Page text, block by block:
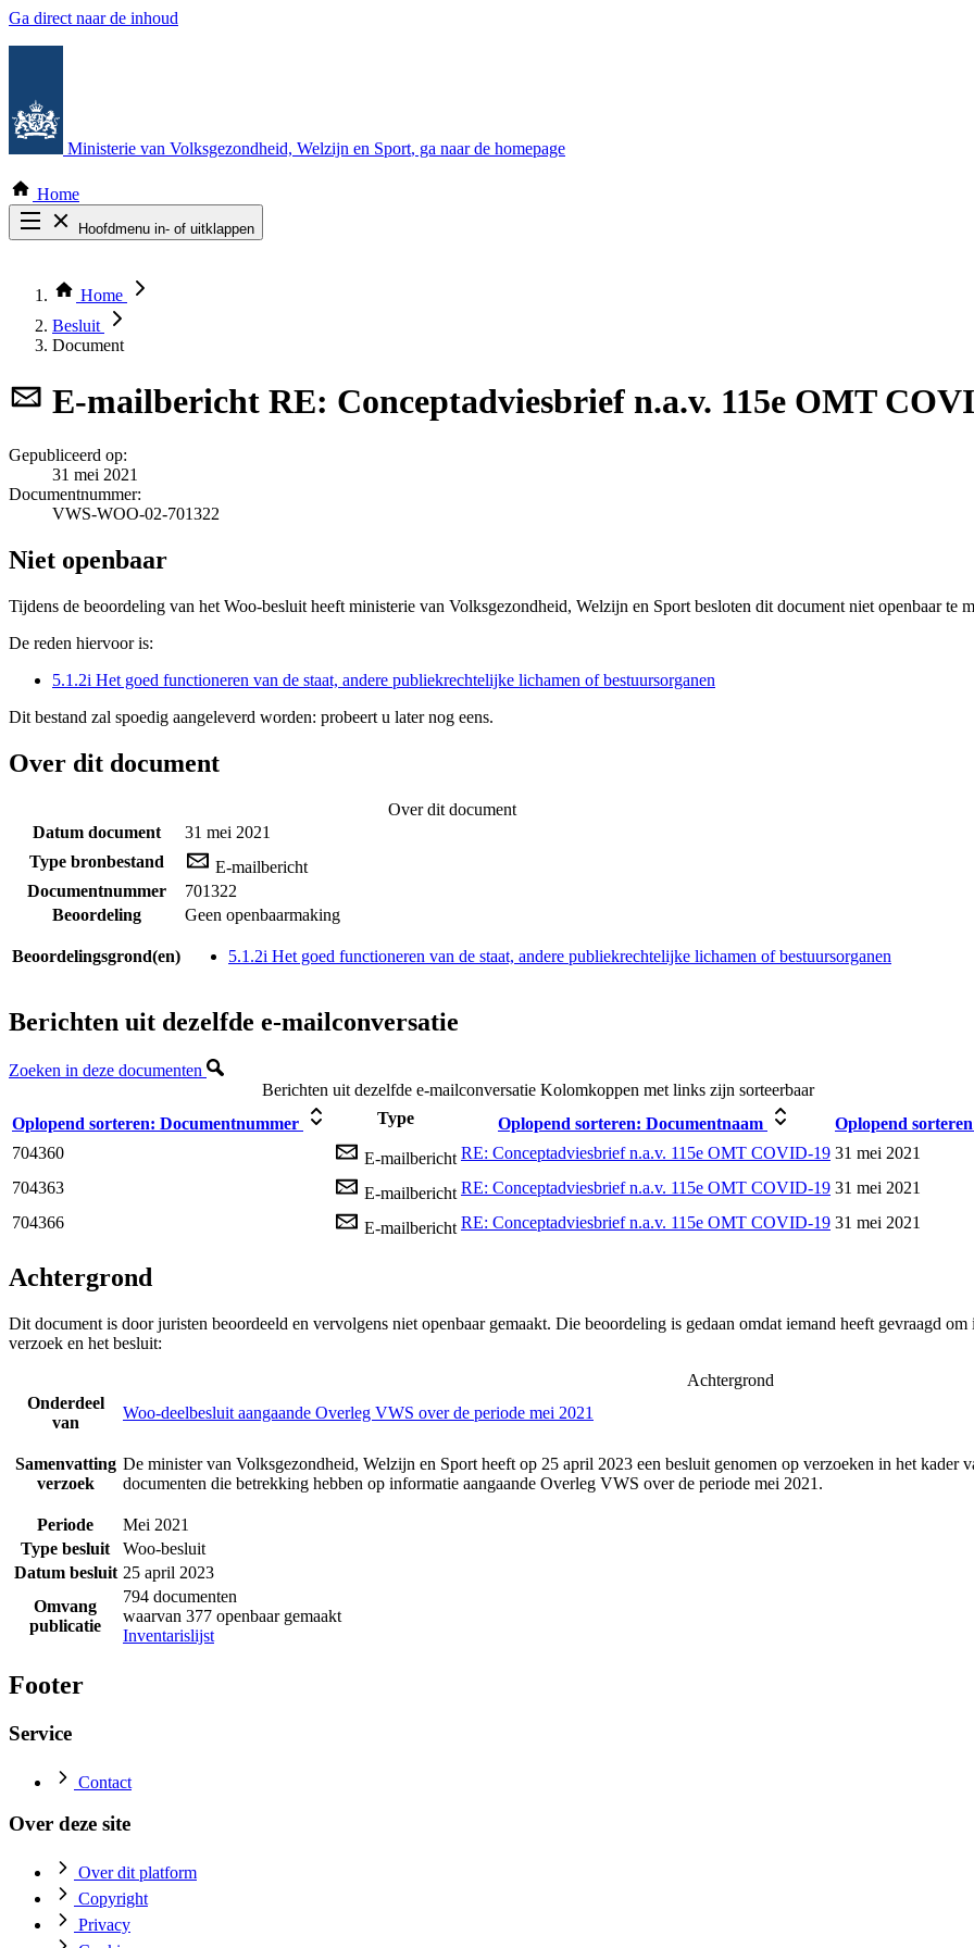
Ga direct naar de inhoud
Ministerie van Volksgezondheid, Welzijn en Sport, ga naar de homepage
Home
Hoofdmenu in- of uitklappen
Thema COVID-19
Bekijk per bestuursorgaan
Home
Besluit
Document
E-mailbericht RE: Conceptadviesbrief n.a.v. 115e OMT
Gepubliceerd op:
31 mei 2021
Documentnummer:
VWS-WOO-02-701322
Niet openbaar
Tijdens de beoordeling van het Woo-besluit heeft ministerie van Volksgezondheid, Welzijn en Sport besloten dit document niet openbaar te
De reden hiervoor is:
5.1.2i Het goed functioneren van de staat, andere publiekrechtelijke lichamen of bestuursorganen
Dit bestand zal spoedig aangeleverd worden: probeert u later nog eens.
Over dit document
Over dit document
Datum document
31 mei 2021
Type bronbestand
E-mailbericht
Documentnummer
701322
Beoordeling
Geen openbaarmaking
Beoordelingsgrond(en) 5.1.2i Het goed functioneren van de staat, andere publiekrechtelijke lichamen of bestuursorganen
Berichten uit dezelfde e-mailconversatie
Zoeken in deze documenten
Berichten uit dezelfde e-mailconversatie Kolomkoppen met links zijn sorteerbaar
Oplopend sorteren: Documentnummer Type Oplopend sorteren: Documentnaam Oplopend
704360
E-mailbericht RE: Conceptadviesbrief n.a.v. 115e OMT COVID-19 31 mei 2021
704363
E-mailbericht RE: Conceptadviesbrief n.a.v. 115e OMT COVID-19 31 mei 2021
704366
E-mailbericht RE: Conceptadviesbrief n.a.v. 115e OMT COVID-19 31 mei 2021
Achtergrond
Dit document is door juristen beoordeeld en vervolgens niet openbaar gemaakt. Die beoordeling is gedaan omdat iemand heeft gevraagd
verzoek en het besluit:
Achtergrond
Onderdeel
van
Woo-deelbesluit aangaande Overleg VWS over de periode mei 2021
Samenvatting
verzoek
De minister van Volksgezondheid, Welzijn en Sport heeft op 25 april 2023 een besluit genomen op verzoeken in het kader
documenten die betrekking hebben op informatie aangaande Overleg VWS over de periode mei 2021.
Periode
Mei 2021
Type besluit
Woo-besluit
Datum besluit 25 april 2023
Omvang
publicatie
794 documenten
waarvan 377 openbaar gemaakt
Inventarislijst
Footer
Service
Contact
Over deze site
Over dit platform
Copyright
Privacy